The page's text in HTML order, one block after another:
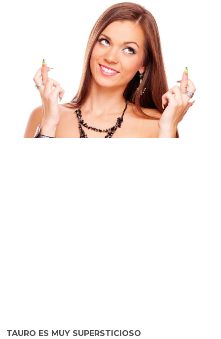
TAURO ES MUY SUPERSTICIOSO